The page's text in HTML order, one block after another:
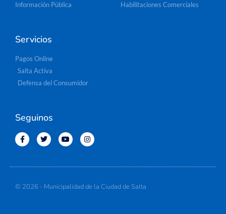
Información Pública
Habilitaciones Comerciales
Servicios
Pagos Online
Salta Activa
Defensa del Consumidor
Seguinos
© 2026 - Municipalidad de la Ciudad de Salta